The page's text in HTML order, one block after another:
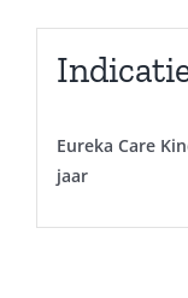
Eureka Care
jaar